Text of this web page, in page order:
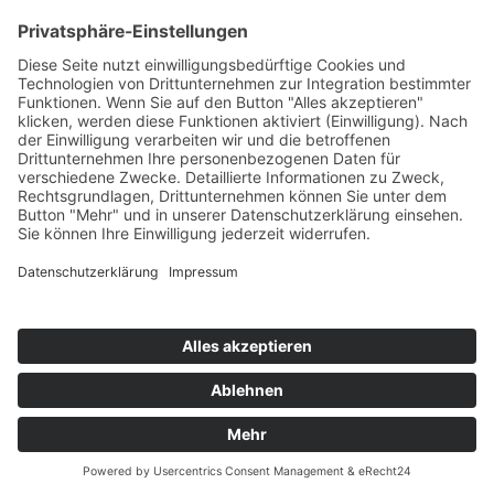
07631 / 97396-204
mgm@lkbh.de
Rechtliches
Impressum
Datenschutz
Cookie-Einstellungen
Quicklinks
© 2021 Markgräfler Gymnasium Müllheim